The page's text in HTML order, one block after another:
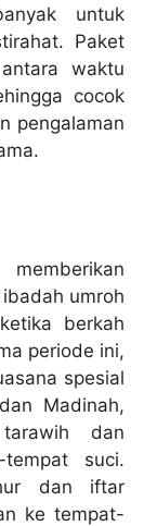
untuk
Paket
waktu
cocok
pengalaman
umroh
berkah
periode ini,
spesial
Madinah,
dan
tempat suci.
dan iftar
ke tempat-